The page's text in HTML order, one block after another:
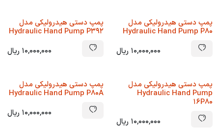
پمپ دستی هیدرولیکی مدل
Hydraulic Hand Pump P80
10,000,000 ریال
پمپ دستی هیدرولیکی مدل
Hydraulic Hand Pump P392
10,000,000 ریال
پمپ دستی هیدرولیکی مدل
Hydraulic Hand Pump
16P80
10,000,000 ریال
پمپ دستی هیدرولیکی مدل
Hydraulic Hand Pump P80A
10,000,000 ریال